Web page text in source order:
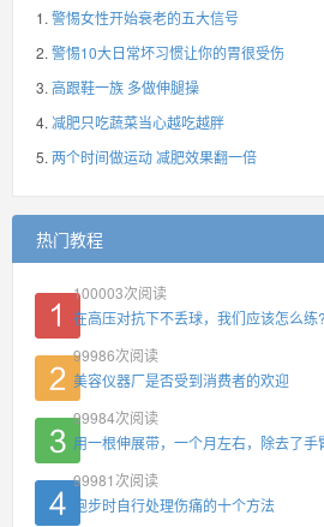
警惕女性开始衰老的五大信号
警惕10大日常坏习惯让你的胃很受伤
高跟鞋一族 多做伸腿操
减肥只吃蔬菜当心越吃越胖
两个时间做运动 减肥效果翻一倍
热门教程
100003次阅读
在高压对抗下不丢球，我们应该怎么练?
99986次阅读
美容仪器厂是否受到消费者的欢迎
99984次阅读
用一根伸展带，一个月左右，除去了
99981 次阅读
跑步时自行处理伤痛的十个方法